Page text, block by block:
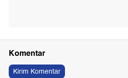
Komentar
Kirim Komentar